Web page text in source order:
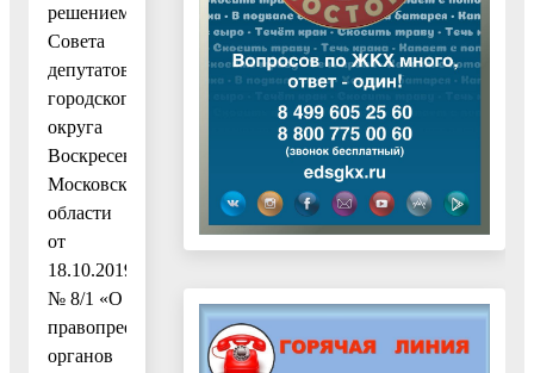
решением
Совета
депутатов
городского
округа
Воскресенск
Московской
области
от
18.10.2019
№ 8/1 «О
правопреемстве
органов